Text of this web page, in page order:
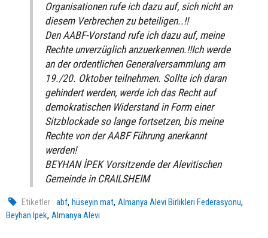
Organisationen rufe ich dazu auf, sich nicht an
diesem Verbrechen zu beteiligen..!!
Den AABF-Vorstand rufe ich dazu auf, meine
Rechte unverzüglich anzuerkennen.!!Ich werde
an der ordentlichen Generalversammlung am
19./20. Oktober teilnehmen. Sollte ich daran
gehindert werden, werde ich das Recht auf
demokratischen Widerstand in Form einer
Sitzblockade so lange fortsetzen, bis meine
Rechte von der AABF Führung anerkannt
werden!
BEYHAN İPEK Vorsitzende der Alevitischen
Gemeinde in CRAILSHEIM
Etiketler : abf,hüseyin mat,Almanya Alevi Birlikleri Federasyonu,
Beyhan Ipek, Almanya Alevi